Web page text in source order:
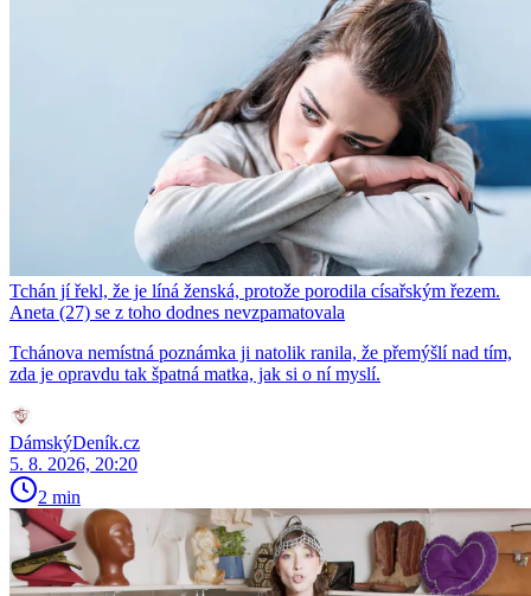
Tchán jí řekl, že je líná ženská, protože porodila císařským řezem.
Aneta (27) se z toho dodnes nevzpamatovala
Tchánova nemístná poznámka ji natolik ranila, že přemýšlí nad tím,
zda je opravdu tak špatná matka, jak si o ní myslí.
DámskýDeník.cz
5. 8. 2026, 20:20
2 min